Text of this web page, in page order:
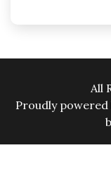
All
Proudly powered